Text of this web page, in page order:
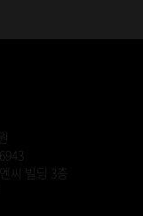
씨 빌딩 3층